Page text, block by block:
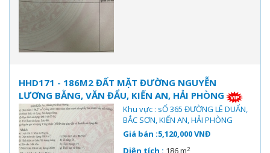
HHD171 - 186M2 ĐẤT MẶT ĐƯỜNG NGUYỄN
LƯƠNG BẰNG, VĂN ĐẨU, KIẾN AN, HẢI PHÒNG
Khu vực : sỐ 365 ĐƯỜNG LÊ DUẨN,
BẮC SƠN, KIẾN AN, HẢI PHÒNG
Giá bán :5,120,000 VNĐ
2